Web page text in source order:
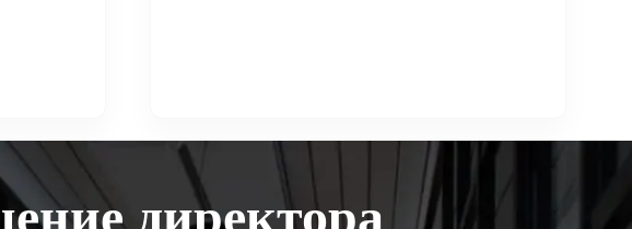
директора